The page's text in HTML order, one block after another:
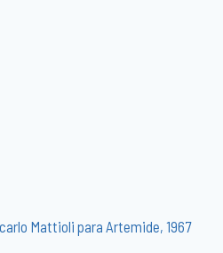
Mattioli para Artemide, 1967